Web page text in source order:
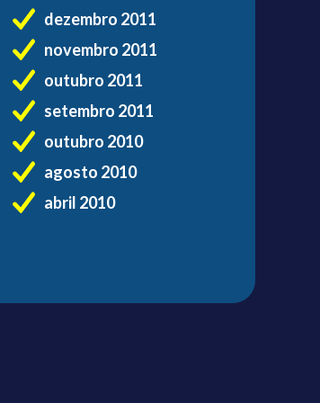
dezembro 2011
novembro 2011
outubro 2011
setembro 2011
outubro 2010
agosto 2010
abril 2010